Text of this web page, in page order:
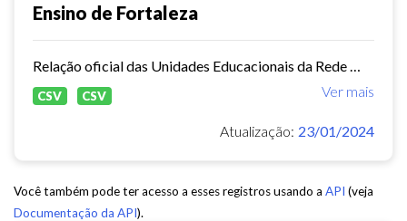
Ensino de Fortaleza
Ver mais
CSV CSV
Atualização: 23/01/2024
Você também pode ter acesso a esses registros usando a API (veja
Documentação da API).